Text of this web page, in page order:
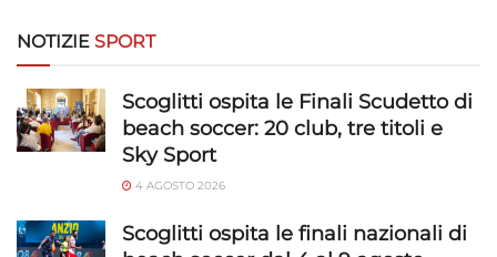
NOTIZIE SPORT
Scoglitti ospita le Finali Scudetto di
beach soccer: 20 club, tre titoli e
Sky Sport
4 AGOSTO 2026
Scoglitti ospita le finali nazionali di